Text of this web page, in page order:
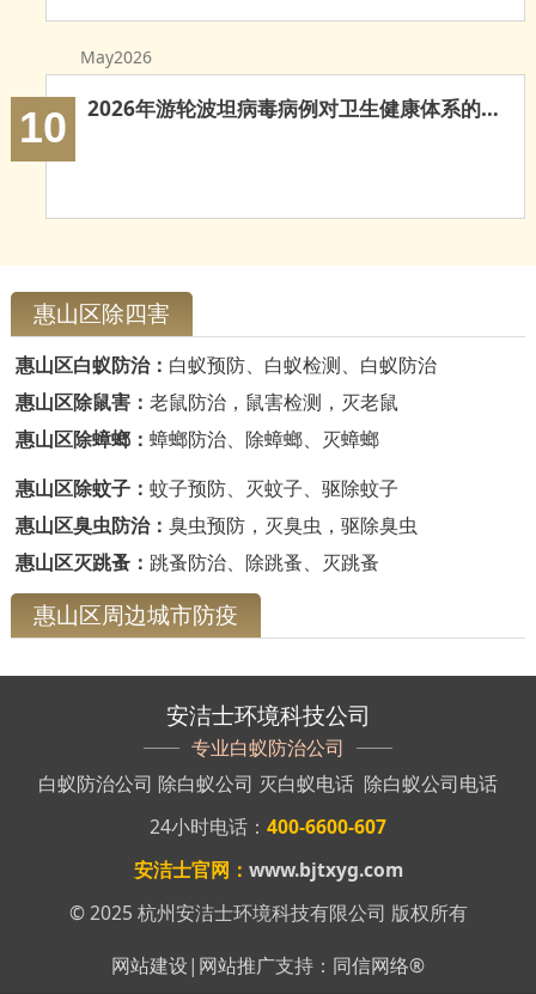
May2026
10 2026年游轮波坦病毒病例对卫生健康体系的多重启示
惠山区除四害
惠山区白蚁防治： 白蚁预防、白蚁检测、白蚁防治
惠山区除鼠害： 老鼠防治，鼠害检测，灭老鼠
惠山区除蟑螂： 蟑螂防治、除蟑螂、灭蟑螂
惠山区除蚊子： 蚊子预防、灭蚊子、驱除蚊子
惠山区臭虫防治： 臭虫预防，灭臭虫，驱除臭虫
惠山区灭跳蚤： 跳蚤防治、除跳蚤、灭跳蚤
惠山区周边城市防疫
安洁士环境科技公司
专业白蚁防治公司
白蚁防治公司 除白蚁公司 灭白蚁电话 除白蚁公司电话
24小时电话： 400-6600-607
安洁士官网： www.bjtxyg.com
© 2025 杭州安洁士环境科技有限公司 版权所有
网站建设| 网站推广支持： 同信网络®